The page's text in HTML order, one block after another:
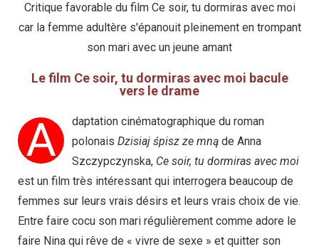
Critique favorable du film Ce soir, tu dormiras avec moi
car la femme adultère s'épanouit pleinement en trompant
son mari avec un jeune amant
Le film Ce soir, tu dormiras avec moi bacule
vers le drame
A
daptation cinématographique du roman
polonais Dzisiaj śpisz ze mną de Anna
Szczypczynska, Ce soir, tu dormiras avec moi
est un film très intéressant qui interrogera beaucoup de
femmes sur leurs vrais désirs et leurs vrais choix de vie.
Entre faire cocu son mari régulièrement comme adore le
faire Nina qui rêve de « vivre de sexe » et quitter son